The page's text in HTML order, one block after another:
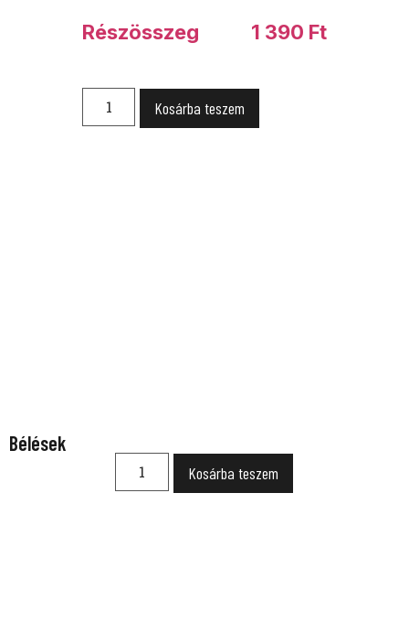
Részösszeg 1 390 Ft
Kosárba teszem
Bélések
Kosárba teszem